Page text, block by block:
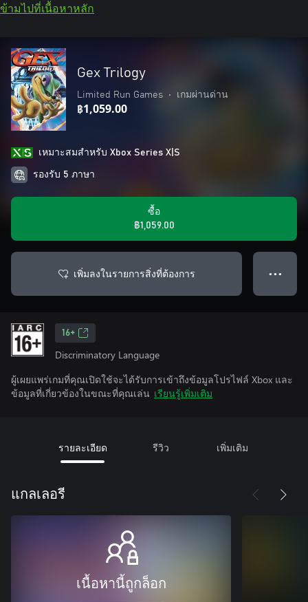
ข้ามไปที่เนื้อหาหลัก
Gex Trilogy
Limited Run Games • เกมผ่านด่าน
฿1,059.00
เหมาะสมสําหรับ Xbox Series X|S
รองรับ 5 ภาษา
ซื้อ
฿1,059.00
เพิ่มลงในรายการสิ่งที่ต้องการ ● ● ●
16+
Discriminatory Language
ผู้เผยแพร่เกมที่คุณเปิดใช้จะได้รับการเข้าถึงข้อมูลโปรไฟล์ Xbox และ
ข้อมูลที่เกี่ยวข้องในขณะที่คุณเล่น เรียนรู้เพิ่มเติม
รายละเอียด รีวิว เพิ่มเติม
แกลเลอรี
เนื้อหานี้ถูกล็อก